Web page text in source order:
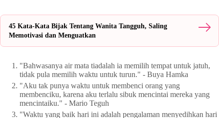
45 Kata-Kata Bijak Tentang Wanita Tangguh, Saling
Memotivasi dan Menguatkan
"Bahwasanya air mata tiadalah ia memilih tempat untuk jatuh,
tidak pula memilih waktu untuk turun." - Buya Hamka
"Aku tak punya waktu untuk membenci orang yang
membenciku, karena aku terlalu sibuk mencintai mereka yang
mencintaiku." - Mario Teguh
"Waktu yang baik hari ini adalah pengalaman menyedihkan hari